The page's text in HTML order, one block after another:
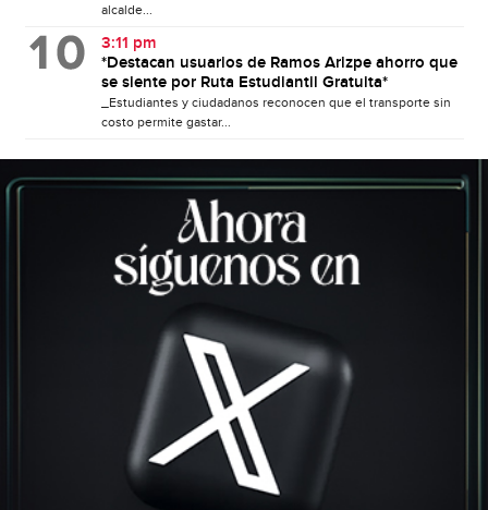
alcalde...
3:11 pm
*Destacan usuarios de Ramos Arizpe ahorro que
se siente por Ruta Estudiantil Gratuita*
_Estudiantes y ciudadanos reconocen que el transporte sin
costo permite gastar...